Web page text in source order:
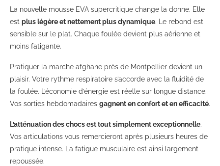
La nouvelle mousse EVA supercritique change la donne. Elle
est plus légère et nettement plus dynamique. Le rebond est
sensible sur le plat. Chaque foulée devient plus aérienne et
moins fatigante.
Pratiquer la marche afghane près de Montpellier devient un
plaisir. Votre rythme respiratoire s’accorde avec la fluidité de
la foulée. L’économie d’énergie est réelle sur longue distance.
Vos sorties hebdomadaires gagnent en confort et en efficacité.
L’atténuation des chocs est tout simplement exceptionnelle.
Vos articulations vous remercieront après plusieurs heures de
pratique intense. La fatigue musculaire est ainsi largement
repoussée.